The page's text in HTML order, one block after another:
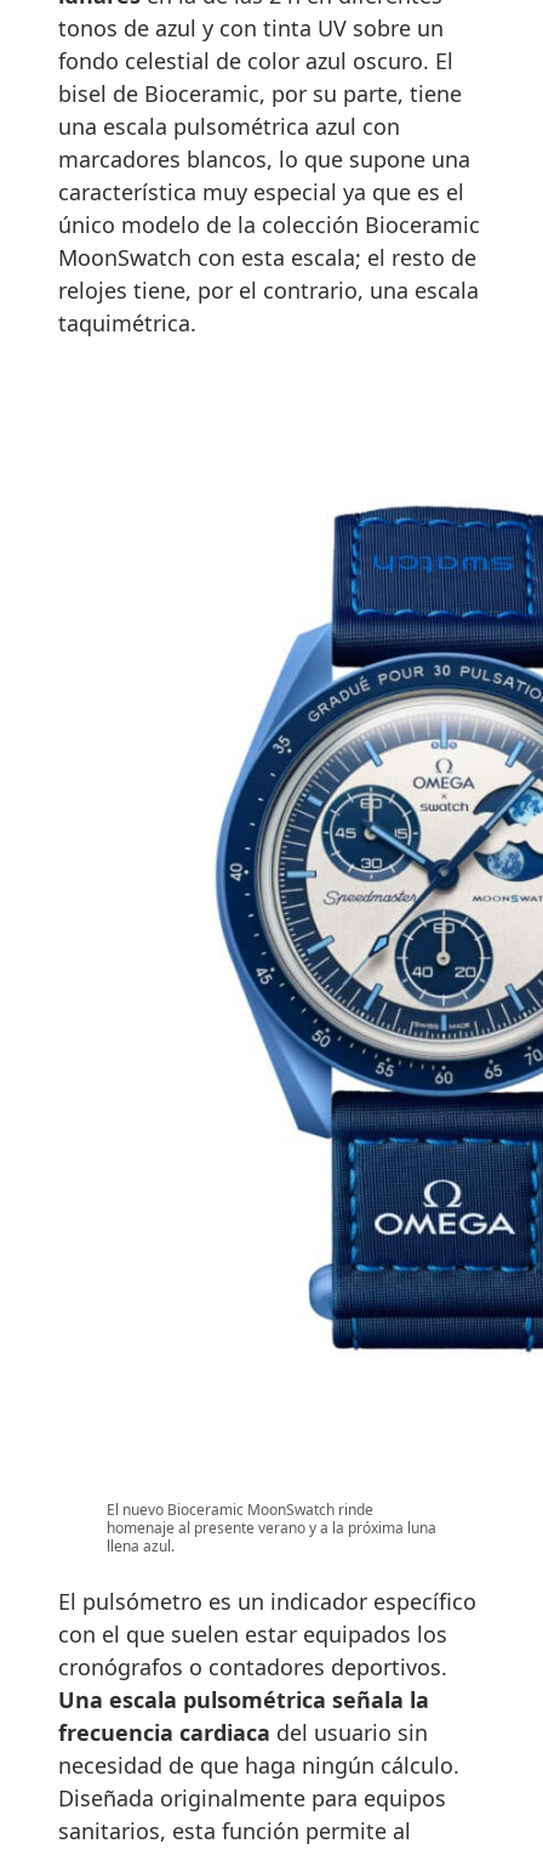
tonos de azul y con tinta UV sobre un
fondo celestial de color azul oscuro. El
bisel de Bioceramic, por su parte, tiene
una escala pulsométrica azul con
marcadores blancos, lo que supone una
característica muy especial ya que es el
único modelo de la colección Bioceramic
MoonSwatch con esta escala; el resto de
relojes tiene, por el contrario, una escala
taquimétrica.
El nuevo Bioceramic MoonSwatch rinde
homenaje al presente verano y a la próxima luna
llena azul.
El pulsómetro es un indicador específico
con el que suelen estar equipados los
cronógrafos o contadores deportivos.
Una escala pulsométrica señala la
frecuencia cardiaca del usuario sin
necesidad de que haga ningún cálculo.
Diseñada originalmente para equipos
sanitarios, esta función permite al